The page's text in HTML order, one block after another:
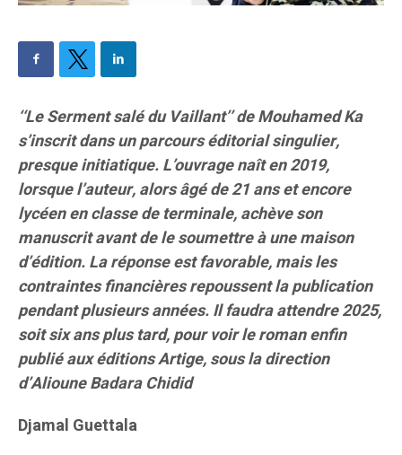
‘‘Le Serment salé du Vaillant’’ de Mouhamed Ka
s’inscrit dans un parcours éditorial singulier,
presque initiatique. L’ouvrage naît en 2019,
lorsque l’auteur, alors âgé de 21 ans et encore
lycéen en classe de terminale, achève son
manuscrit avant de le soumettre à une maison
d’édition. La réponse est favorable, mais les
contraintes financières repoussent la publication
pendant plusieurs années. Il faudra attendre 2025,
soit six ans plus tard, pour voir le roman enfin
publié aux éditions Artige, sous la direction
d’Alioune Badara Chidid
Djamal Guettala